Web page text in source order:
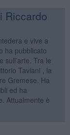
Riccardo
e vive a
ha pubblicato
sull’arte. Tra le
Taviani , la
Gremese. Ha
ed ha
Attualmente è